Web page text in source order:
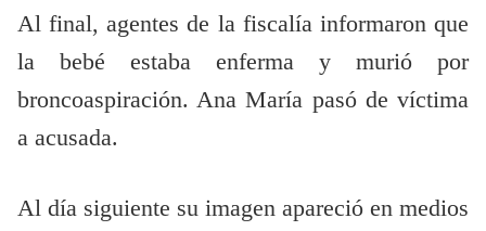
Al final, agentes de la fiscalía informaron que
la bebé estaba enferma y murió por
broncoaspiración. Ana María pasó de víctima
a acusada.
Al día siguiente su imagen apareció en medios